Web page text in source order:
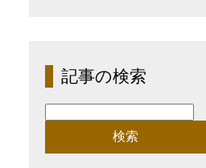
記事の検索
索: